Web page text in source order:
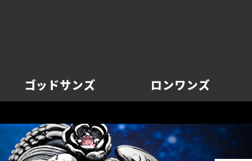
ゴッドサンズ ロンワンズ